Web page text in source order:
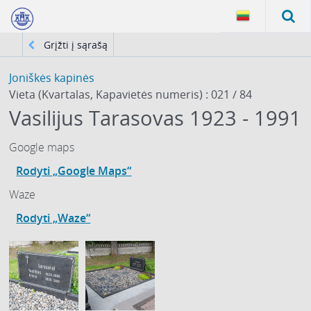
Grįžti į sąrašą
Joniškės kapinės
Vieta (Kvartalas, Kapavietės numeris) : 021 / 84
Vasilijus Tarasovas 1923 - 1991
Google maps
Rodyti „Google Maps“
Waze
Rodyti „Waze“